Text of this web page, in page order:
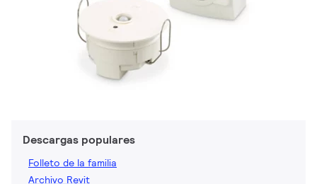
Descargas populares
Folleto de la familia
Archivo Revit